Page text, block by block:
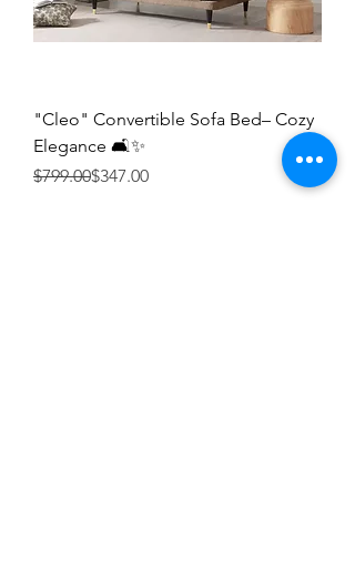
"Cleo" Convertible Sofa Bed– Cozy
Elegance 🛋️✨
Precio
$799.00
Precio de oferta
$347.00